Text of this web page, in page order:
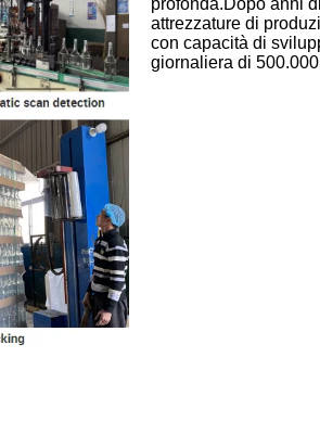
profonda.Dopo anni
attrezzature di
con capacità di
giornaliera di